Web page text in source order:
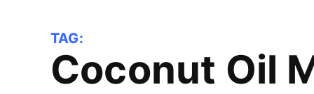
TAG:
Coconut Oil